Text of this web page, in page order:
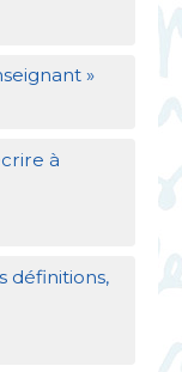
»
à
définitions,